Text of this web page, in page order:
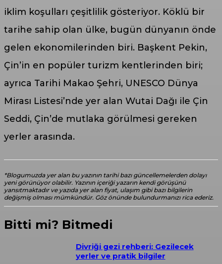
iklim koşulları çeşitlilik gösteriyor. Köklü bir
tarihe sahip olan ülke, bugün dünyanın önde
gelen ekonomilerinden biri. Başkent Pekin,
Çin’in en popüler turizm kentlerinden biri;
ayrıca Tarihi Makao Şehri, UNESCO Dünya
Mirası Listesi’nde yer alan Wutai Dağı ile Çin
Seddi, Çin’de mutlaka görülmesi gereken
yerler arasında.
*Blogumuzda yer alan bu yazının tarihi bazı güncellemelerden dolayı
yeni görünüyor olabilir. Yazının içeriği yazarın kendi görüşünü
yansıtmaktadır ve yazıda yer alan fiyat, ulaşım gibi bazı bilgilerin
değişmiş olması mümkündür. Göz önünde bulundurmanızı rica ederiz.
Bitti mi? Bitmedi
Divriği gezi rehberi: Gezilecek
yerler ve pratik bilgiler